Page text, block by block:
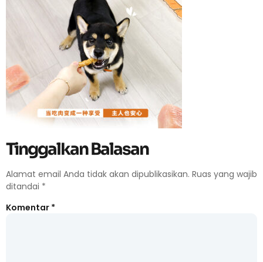
Tinggalkan Balasan
Alamat email Anda tidak akan dipublikasikan. Ruas yang wajib
ditandai *
Komentar *